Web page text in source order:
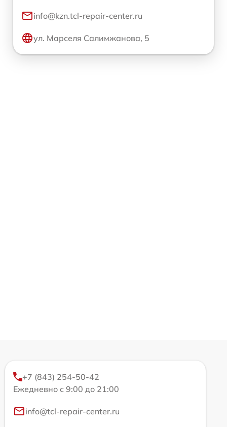
info@kzn.tcl-repair-center.ru
ул. Марселя Салимжанова, 5
+7 (843) 254-50-42
Ежедневно с 9:00 до 21:00
info@tcl-repair-center.ru